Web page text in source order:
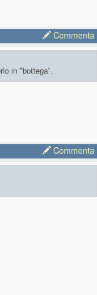
Commenta
in "bottega".
Commenta